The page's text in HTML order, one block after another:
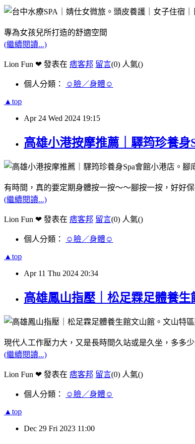
專為女孩兒所打造的舒適空間
(繼續閱讀...)
Lion Fun ❤ 發表在 痞客邦 留言(0) 人氣()
個人分類： ☺臉／身體☺
▲top
Apr 24 Wed 2024 19:15
高雄小港按摩推薦｜驛筠珍養身
有時間，真的要定期身體按一按～～腳按一按，好好保
(繼續閱讀...)
Lion Fun ❤ 發表在 痞客邦 留言(0) 人氣()
個人分類： ☺臉／身體☺
▲top
Apr 11 Thu 2024 20:34
高雄鳳山指壓｜松足霖足體養
現代人工作壓力大，又是長時間久站或是久坐，多多
(繼續閱讀...)
Lion Fun ❤ 發表在 痞客邦 留言(0) 人氣()
個人分類： ☺臉／身體☺
▲top
Dec 29 Fri 2023 11:00